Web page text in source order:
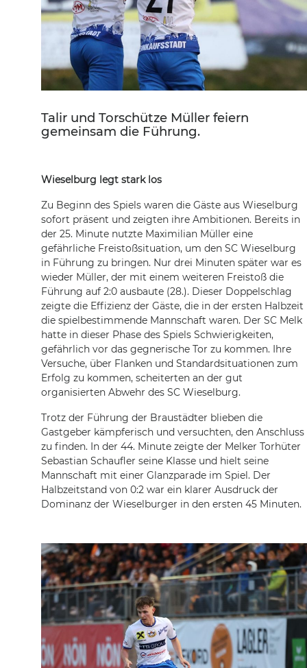
Talir und Torschütze Müller feiern
gemeinsam die Führung.
Wieselburg legt stark los
Zu Beginn des Spiels waren die Gäste aus Wieselburg
sofort präsent und zeigten ihre Ambitionen. Bereits in
der 25. Minute nutzte Maximilian Müller eine
gefährliche Freistoßsituation, um den SC Wieselburg
in Führung zu bringen. Nur drei Minuten später war es
wieder Müller, der mit einem weiteren Freistoß die
Führung auf 2:0 ausbaute (28.). Dieser Doppelschlag
zeigte die Effizienz der Gäste, die in der ersten Halbzeit
die spielbestimmende Mannschaft waren. Der SC Melk
hatte in dieser Phase des Spiels Schwierigkeiten,
gefährlich vor das gegnerische Tor zu kommen. Ihre
Versuche, über Flanken und Standardsituationen zum
Erfolg zu kommen, scheiterten an der gut
organisierten Abwehr des SC Wieselburg.
Trotz der Führung der Braustädter blieben die
Gastgeber kämpferisch und versuchten, den Anschluss
zu finden. In der 44. Minute zeigte der Melker Torhüter
Sebastian Schaufler seine Klasse und hielt seine
Mannschaft mit einer Glanzparade im Spiel. Der
Halbzeitstand von 0:2 war ein klarer Ausdruck der
Dominanz der Wieselburger in den ersten 45 Minuten.